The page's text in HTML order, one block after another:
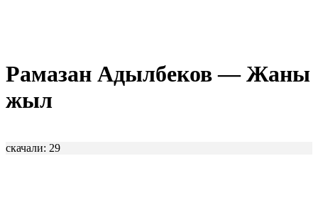
Рамазан Адылбеков — Жаны
жыл
скачали: 29